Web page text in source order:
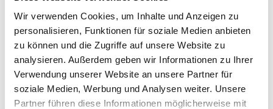
Wir verwenden Cookies, um Inhalte und Anzeigen zu
personalisieren, Funktionen für soziale Medien anbieten
zu können und die Zugriffe auf unsere Website zu
analysieren. Außerdem geben wir Informationen zu Ihrer
Verwendung unserer Website an unsere Partner für
soziale Medien, Werbung und Analysen weiter. Unsere
Partner führen diese Informationen möglicherweise mit
Die Praxis ist mit modernsten Röntgengeräten ausgestattet und
bietet sowohl in einem separaten Raum als auch bei Ihnen vor Ort
Röntgenuntersuchungen an. Darüber hinaus verfügt die Praxis über
ein Inhalationsnarkosegerät und Narkoseüberwachung für sichere
und kontrollierte Narkoseverfahren.